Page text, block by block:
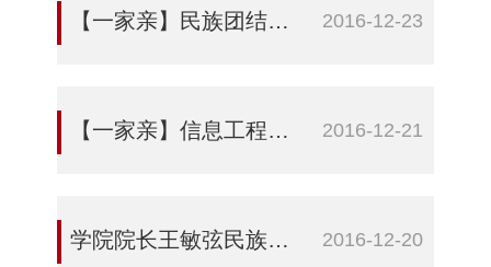
【一家亲】民族团结包饺子 冬至温情在水建 2016-12-23
【一家亲】信息工程分院开展“迎冬至、吃饺子，民族团结一家亲”活动 2016-12-21
学院院长王敏弦民族团结一家亲与少数民族学生结对帮扶活动 2016-12-20